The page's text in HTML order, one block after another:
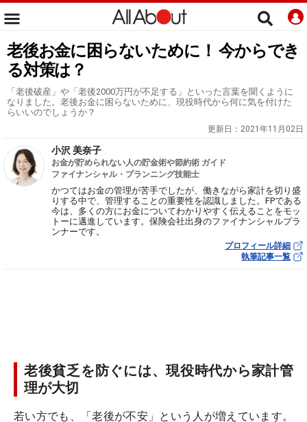
老後お金に困らないために！ 今からでき
る対策は？
「老後破産」や「老後2000万円が不足する」といった言葉を聞くように
なりました。老後お金に困らないために、現役時代から何に気を付けた
らいいのでしょうか？
更新日： 2021年11月02日
小沢 美奈子
お金が貯められない人の貯金術や節約術 ガイド
ファイナンシャル・プランニング技能士
かつてはお金の管理が苦手でしたが、働きながら家計を切り盛
りする中で、管理することの重要性を認識しました。FPである
今は、多くの方にお金についてわかりやすく伝えることをモッ
トーに邁進しています。保険会社出身のファイナンシャルプラ
ンナーです。
プロフィール詳細
執筆記事一覧
老後貧乏を防ぐには、現役時代から家計管
理が大切
若い方でも、「老後が不安」という人が増えています。